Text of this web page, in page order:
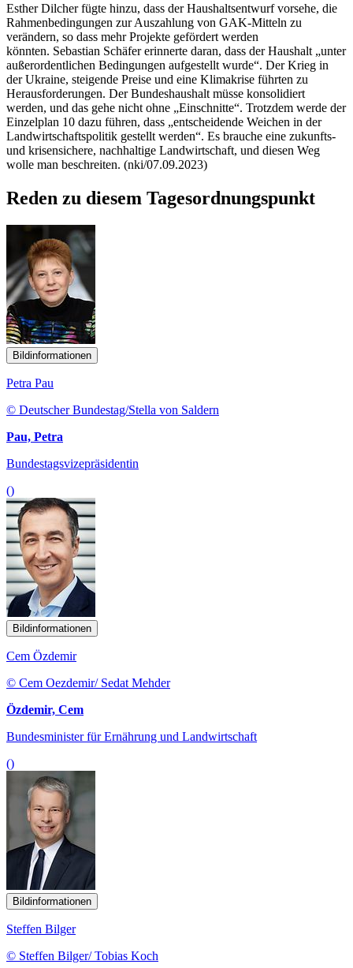
Esther Dilcher fügte hinzu, dass der Haushaltsentwurf vorsehe, die
Rahmenbedingungen zur Auszahlung von GAK-Mitteln zu
verändern, so dass mehr Projekte gefördert werden
könnten. Sebastian Schäfer erinnerte daran, dass der Haushalt „unter
außerordentlichen Bedingungen aufgestellt wurde“. Der Krieg in
der Ukraine, steigende Preise und eine Klimakrise führten zu
Herausforderungen. Der Bundeshaushalt müsse konsolidiert
werden, und das gehe nicht ohne „Einschnitte“. Trotzdem werde der
Einzelplan 10 dazu führen, dass „entscheidende Weichen in der
Landwirtschaftspolitik gestellt werden“. Es brauche eine zukunfts-
und krisensichere, nachhaltige Landwirtschaft, und diesen Weg
wolle man beschreiten. (nki/07.09.2023)
Reden zu diesem Tagesordnungspunkt
Bildinformationen
Petra Pau
© Deutscher Bundestag/Stella von Saldern
Pau, Petra
Bundestagsvizepräsidentin
()
Bildinformationen
Cem Özdemir
© Cem Oezdemir/ Sedat Mehder
Özdemir, Cem
Bundesminister für Ernährung und Landwirtschaft
()
Bildinformationen
Steffen Bilger
© Steffen Bilger/ Tobias Koch